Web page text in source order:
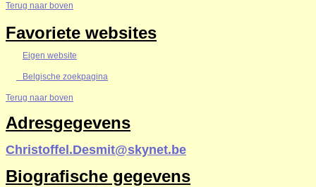
Terug naar boven
Favoriete websites
Eigen website
Belgische zoekpagina
Terug naar boven
Adresgegevens
Christoffel.Desmit@skynet.be
Biografische gegevens